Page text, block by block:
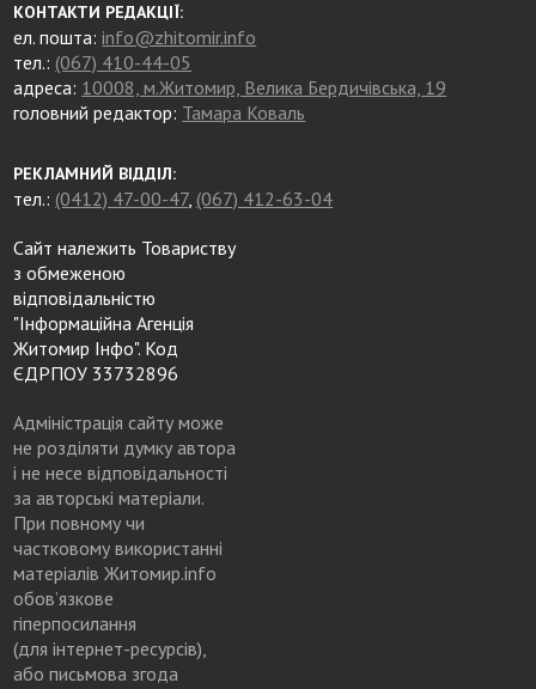
КОНТАКТИ РЕДАКЦІЇ:
ел. пошта:info@zhitomir.info
тел.: (067) 410-44-05
адреса: 10008, м.Житомир, Велика Бердичівська, 19
головний редактор: Тамара Коваль
РЕКЛАМНИЙ ВІДДІЛ:
тел.: (0412) 47-00-47, (067) 412-63-04
Сайт належить Товариству
з обмеженою
відповідальністю
"Інформаційна Агенція
Житомир Інфо". Код
ЄДРПОУ 33732896
Адміністрація сайту може
не розділяти думку автора
і не несе відповідальності
за авторські матеріали.
При повному чи
частковому використанні
матеріалів Житомир.info
обов’язкове
гіперпосилання
(для інтернет-ресурсів),
або письмова згода